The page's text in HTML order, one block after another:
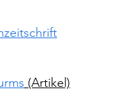
(Artikel)